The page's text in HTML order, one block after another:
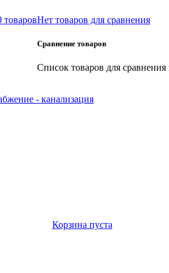
товаровНет товаров для сравнения
Сравнение товаров
Список товаров для сравнения
- канализация
Корзина пуста